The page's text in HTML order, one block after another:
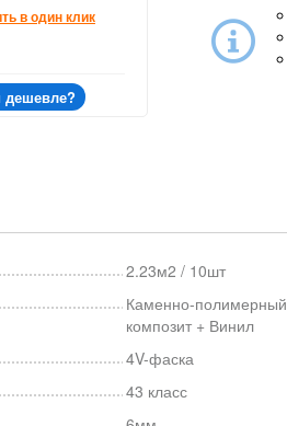
в один клик
2.23м2 / 10шт
Каменно-полимерный
композит + Винил
4V-фаска
43 класс